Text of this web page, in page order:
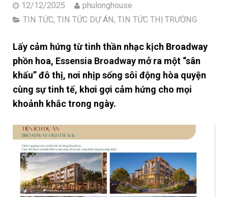
12/12/2025
phulonghouse
TIN TỨC, TIN TỨC DỰ ÁN, TIN TỨC THỊ TRƯỜNG
Lấy cảm hứng từ tinh thần nhạc kịch Broadway
phồn hoa, Essensia Broadway mở ra một “sân
khấu” đô thị, nơi nhịp sống sôi động hòa quyện
cùng sự tinh tế, khơi gợi cảm hứng cho mọi
khoảnh khắc trong ngày.